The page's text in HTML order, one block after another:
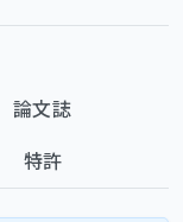
論文誌
特許